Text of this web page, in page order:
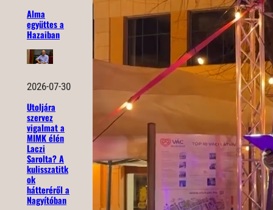
Alma
együttes a
Hazaiban
2026-07-30
Utoljára
szervez
vigalmat a
MIMK élén
Laczi
Sarolta? A
kulisszatitk
ok
hátteréről a
Nagyítóban